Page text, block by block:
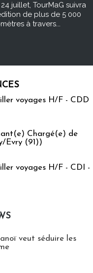
juillet, TourMaG suivra
de plus de 5 000
à travers...
voyages H/F - CDD
Chargé(e) de
Evry (91))
voyages H/F - CDI -
veut séduire les